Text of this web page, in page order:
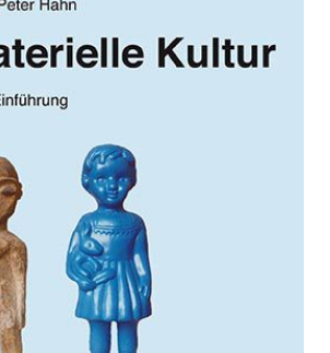
hinzufügen
30.04.2014
206 Seiten